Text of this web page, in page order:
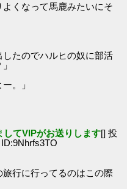
くなって馬鹿みたいにそ
たのでハルヒの奴に部活
。」
してVIPがお送りします[] 投
行に行ってるのはこの際